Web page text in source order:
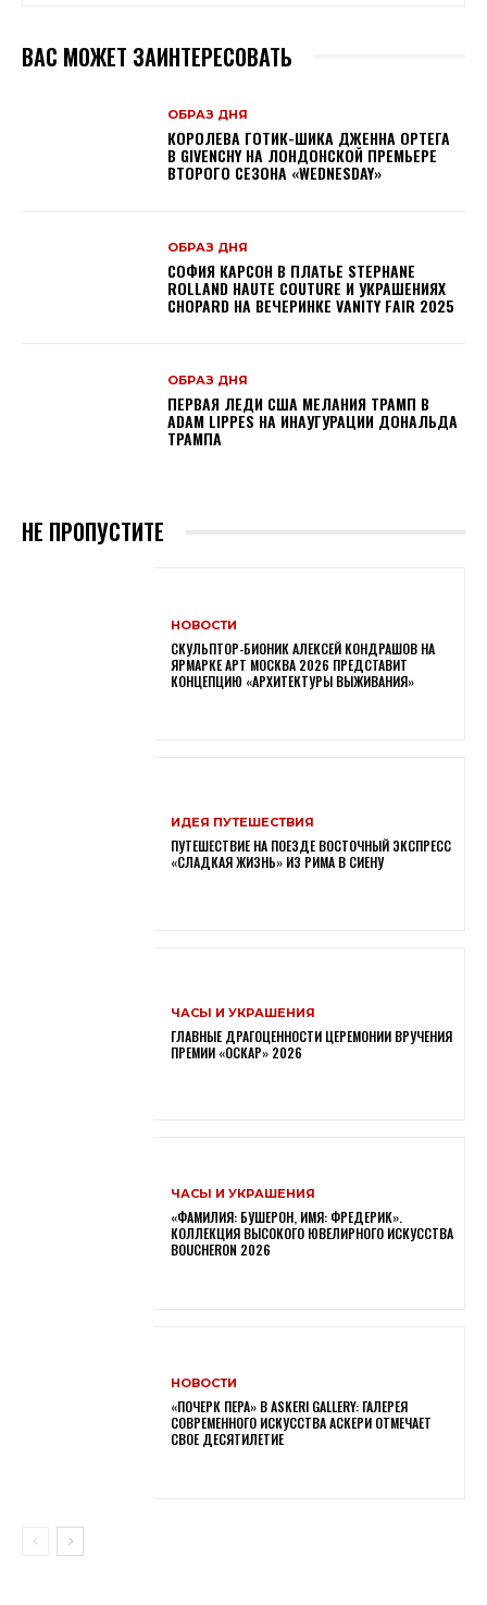
ВАС МОЖЕТ ЗАИНТЕРЕСОВАТЬ
ОБРАЗ ДНЯ
КОРОЛЕВА ГОТИК-ШИКА ДЖЕННА ОРТЕГА
В GIVENCHY НА ЛОНДОНСКОЙ ПРЕМЬЕРЕ
ВТОРОГО СЕЗОНА «WEDNESDAY»
ОБРАЗ ДНЯ
СОФИЯ КАРСОН В ПЛАТЬЕ STEPHANE
ROLLAND HAUTE COUTURE И УКРАШЕНИЯХ
CHOPARD НА ВЕЧЕРИНКЕ VANITY FAIR 2025
ОБРАЗ ДНЯ
ПЕРВАЯ ЛЕДИ США МЕЛАНИЯ ТРАМП В
ADAM LIPPES НА ИНАУГУРАЦИИ ДОНАЛЬДА
ТРАМПА
НЕ ПРОПУСТИТЕ
НОВОСТИ
СКУЛЬПТОР-БИОНИК АЛЕКСЕЙ КОНДРАШОВ НА
ЯРМАРКЕ АРТ МОСКВА 2026 ПРЕДСТАВИТ
КОНЦЕПЦИЮ «АРХИТЕКТУРЫ ВЫЖИВАНИЯ»
ИДЕЯ ПУТЕШЕСТВИЯ
ПУТЕШЕСТВИЕ НА ПОЕЗДЕ ВОСТОЧНЫЙ ЭКСПРЕСС
«СЛАДКАЯ ЖИЗНЬ» ИЗ РИМА В СИЕНУ
ЧАСЫ И УКРАШЕНИЯ
ГЛАВНЫЕ ДРАГОЦЕННОСТИ ЦЕРЕМОНИИ ВРУЧЕНИЯ
ПРЕМИИ «ОСКАР» 2026
ЧАСЫ И УКРАШЕНИЯ
«ФАМИЛИЯ: БУШЕРОН, ИМЯ: ФРЕДЕРИК».
КОЛЛЕКЦИЯ ВЫСОКОГО ЮВЕЛИРНОГО ИСКУССТВА
BOUCHERON 2026
НОВОСТИ
«ПОЧЕРК ПЕРА» В ASKERI GALLERY: ГАЛЕРЕЯ
СОВРЕМЕННОГО ИСКУССТВА АСКЕРИ ОТМЕЧАЕТ
СВОЕ ДЕСЯТИЛЕТИЕ